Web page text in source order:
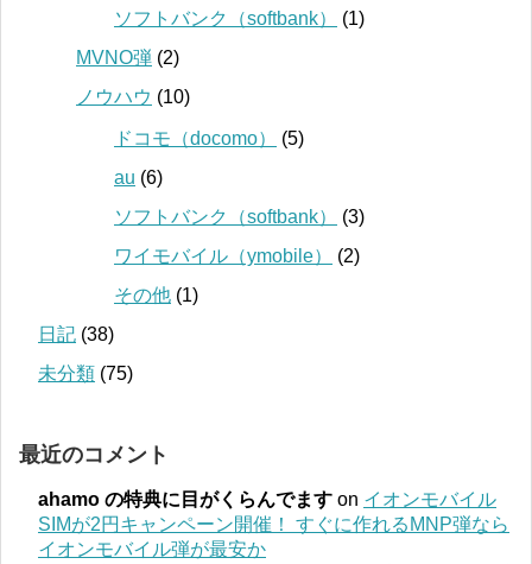
ソフトバンク（softbank）
(1)
MVNO弾 (2)
ノウハウ (10)
ドコモ（docomo）
(5)
au (6)
ソフトバンク（softbank）
(3)
ワイモバイル（ymobile）
(2)
その他 (1)
日記 (38)
未分類 (75)
最近のコメント
ahamo の特典に目がくらんでます on イオンモバイル
SIMが2円キャンペーン開催！ すぐに作れるMNP弾なら
イオンモバイル弾が最安か